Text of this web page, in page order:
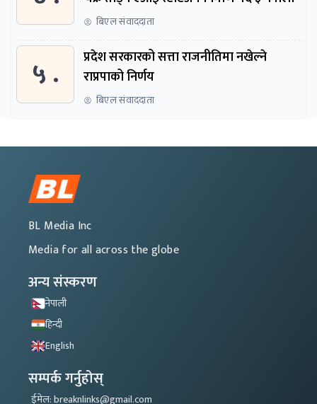
बिएल संवाददाता
५ .
प्रदेश सरकारको सत्ता राजनीतिमा नखेल्ने
राप्रपाको निर्णय
बिएल संवाददाता
BL Media Inc
Media for all across the globe
अन्य संस्करण
नेपाली
हिन्दी
English
सम्पर्क गर्नुहोस्
ईमेल: breaknlinks@gmail.com